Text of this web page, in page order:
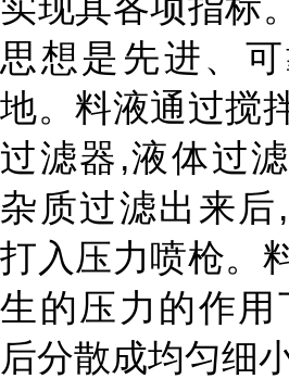
思想是先进、
地。料液通过搅
过滤器 ,液体过
杂质过滤出来后,
打入压力喷枪。
生的压力的作用
后分散成均匀细